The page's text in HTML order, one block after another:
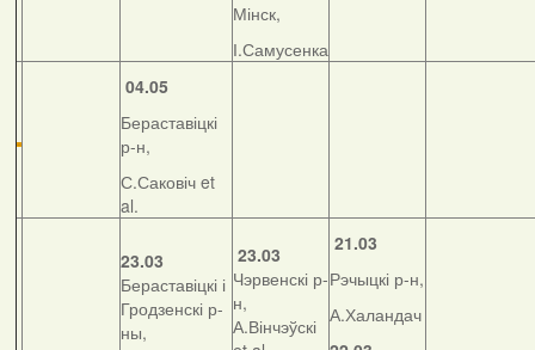
Мінск,
І.Самусенка
04.05
Бераставіцкі
р-н,
С.Саковіч et
al.
23.03
Бераставіцкі і
Гродзенскі р-
ны,
23.03
Чэрвенскі р-
н,
А.Вінчэўскі
21.03
Рэчыцкі р-н,
А.Халандач